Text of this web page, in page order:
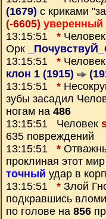
(1679) с криками
(-6605) уверенный
13:15:51 * Человек
Орк
13:15:51 * Человек
клон 1 (1915)
13:15:51 *
зубы засадил
ногам на 486
13:15:51 Человек
635 повреждений
13:15:51 *
проклиная этот
точный удар в
13:15:51 * Злой
подкравшись
по голове на 856